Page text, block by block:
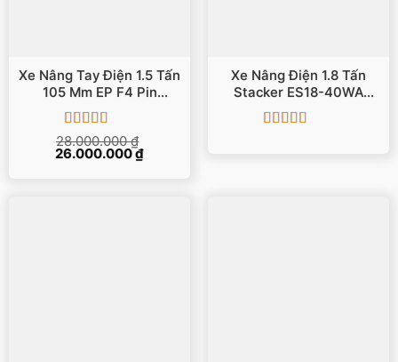
Xe Nâng Tay Điện 1.5 Tấn
105 Mm EP F4 Pin
Lithium
Được xếp
hạng55 sao
28.000.000₫
Giá
26.000.000₫Giá
Xe Nâng Điện 1.8 Tấn
Stacker ES18-40WA
Nâng Cao 3m